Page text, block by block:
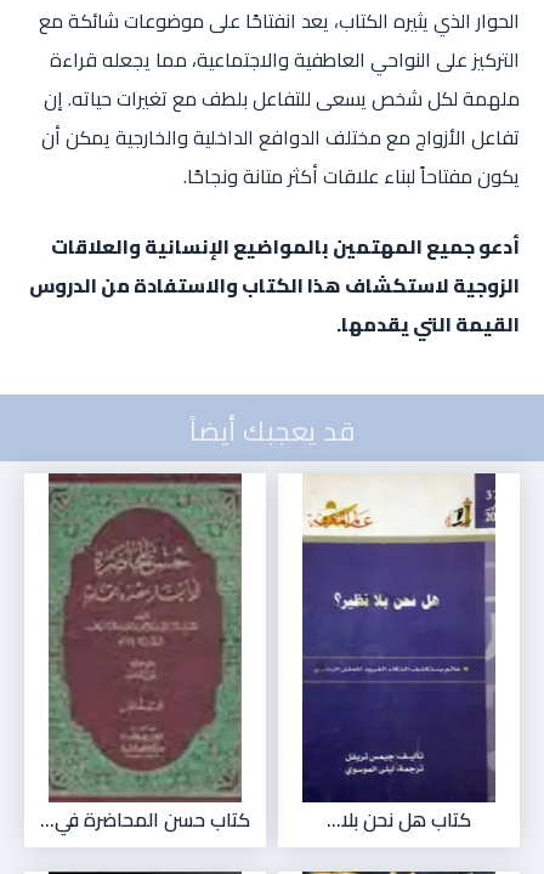
الحوار الذي يثيره الكتاب، يعد انفتاحًا على موضوعات شائكة مع
التركيز على النواحي العاطفية والاجتماعية، مما يجعله قراءة
ملهمة لكل شخص يسعى للتفاعل بلطف مع تغيرات حياته. إن
تفاعل الأزواج مع مختلف الدوافع الداخلية والخارجية يمكن أن
يكون مفتاحاً لبناء علاقات أكثر متانة ونجاحًا.
أدعو جميع المهتمين بالمواضيع الإنسانية والعلاقات
الزوجية لاستكشاف هذا الكتاب والاستفادة من الدروس
القيمة التي يقدمها.
قد يعجبك أيضاً
كتاب هل نحن بلا... كتاب حسن المحاضرة في...